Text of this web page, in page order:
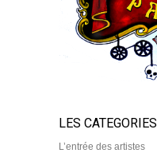
LES CATEGORIES
L’entrée des artistes